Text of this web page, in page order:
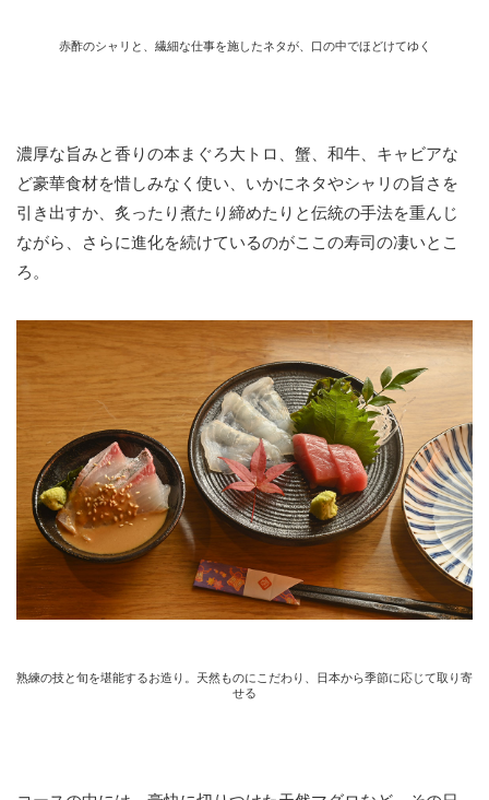
赤酢のシャリと、繊細な仕事を施したネタが、口の中でほどけてゆく
濃厚な旨みと香りの本まぐろ大トロ、蟹、和牛、キャビアな
ど豪華食材を惜しみなく使い、いかにネタやシャリの旨さを
引き出すか、炙ったり煮たり締めたりと伝統の手法を重んじ
ながら、さらに進化を続けているのがここの寿司の凄いとこ
ろ。
熟練の技と旬を堪能するお造り。天然ものにこだわり、日本から季節に応じて取り寄
せる